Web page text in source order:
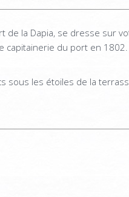
de la Dapia, se dresse sur
du port en 1802.
sous les étoiles de la